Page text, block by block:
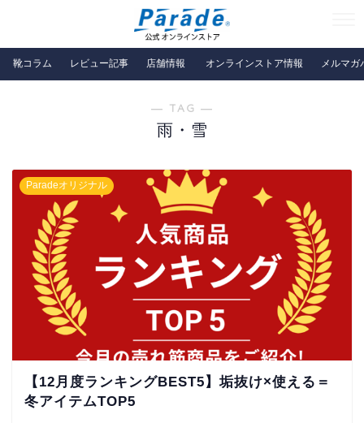
靴コラム レビュー記事 店舗情報 オンラインストア情報 メルマガ
― TAG ―
雨・雪
Paradeオリジナル
【12月度ランキングBEST5】垢抜け×使える＝
冬アイテムTOP5